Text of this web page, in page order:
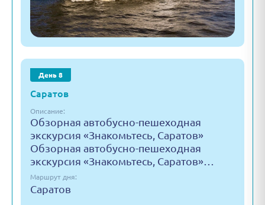
День 8
Саратов
Описание:
Обзорная автобусно-пешеходная
экскурсия «Знакомьтесь, Саратов»
Обзорная автобусно-пешеходная
экскурсия «Знакомьтесь, Саратов»…
Маршрут дня:
Саратов